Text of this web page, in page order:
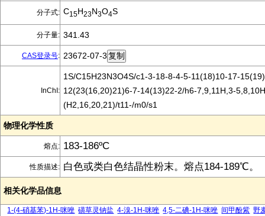
分子式: C15H23N3O4S
分子量: 341.43
CAS登录号: 23672-07-3
InChI:
1S/C15H23N3O4S/c1-3-18-8-4-5-11(18)10-17-
12(23(16,20)21)6-7-14(13)22-2/h6-7,9,11H,3-
(H2,16,20,21)/t11-/m0/s1
物理化学性质
熔点: 183-186ºC
性质描述: 白色或类白色结晶性粉末。熔点184-189℃。
相关化学品信息
1-(4-硝基苯)-1H-咪唑 磺草灵钠盐 4-溴-1H-咪唑 4,5-二碘-1H-咪唑 间甲酚紫 野